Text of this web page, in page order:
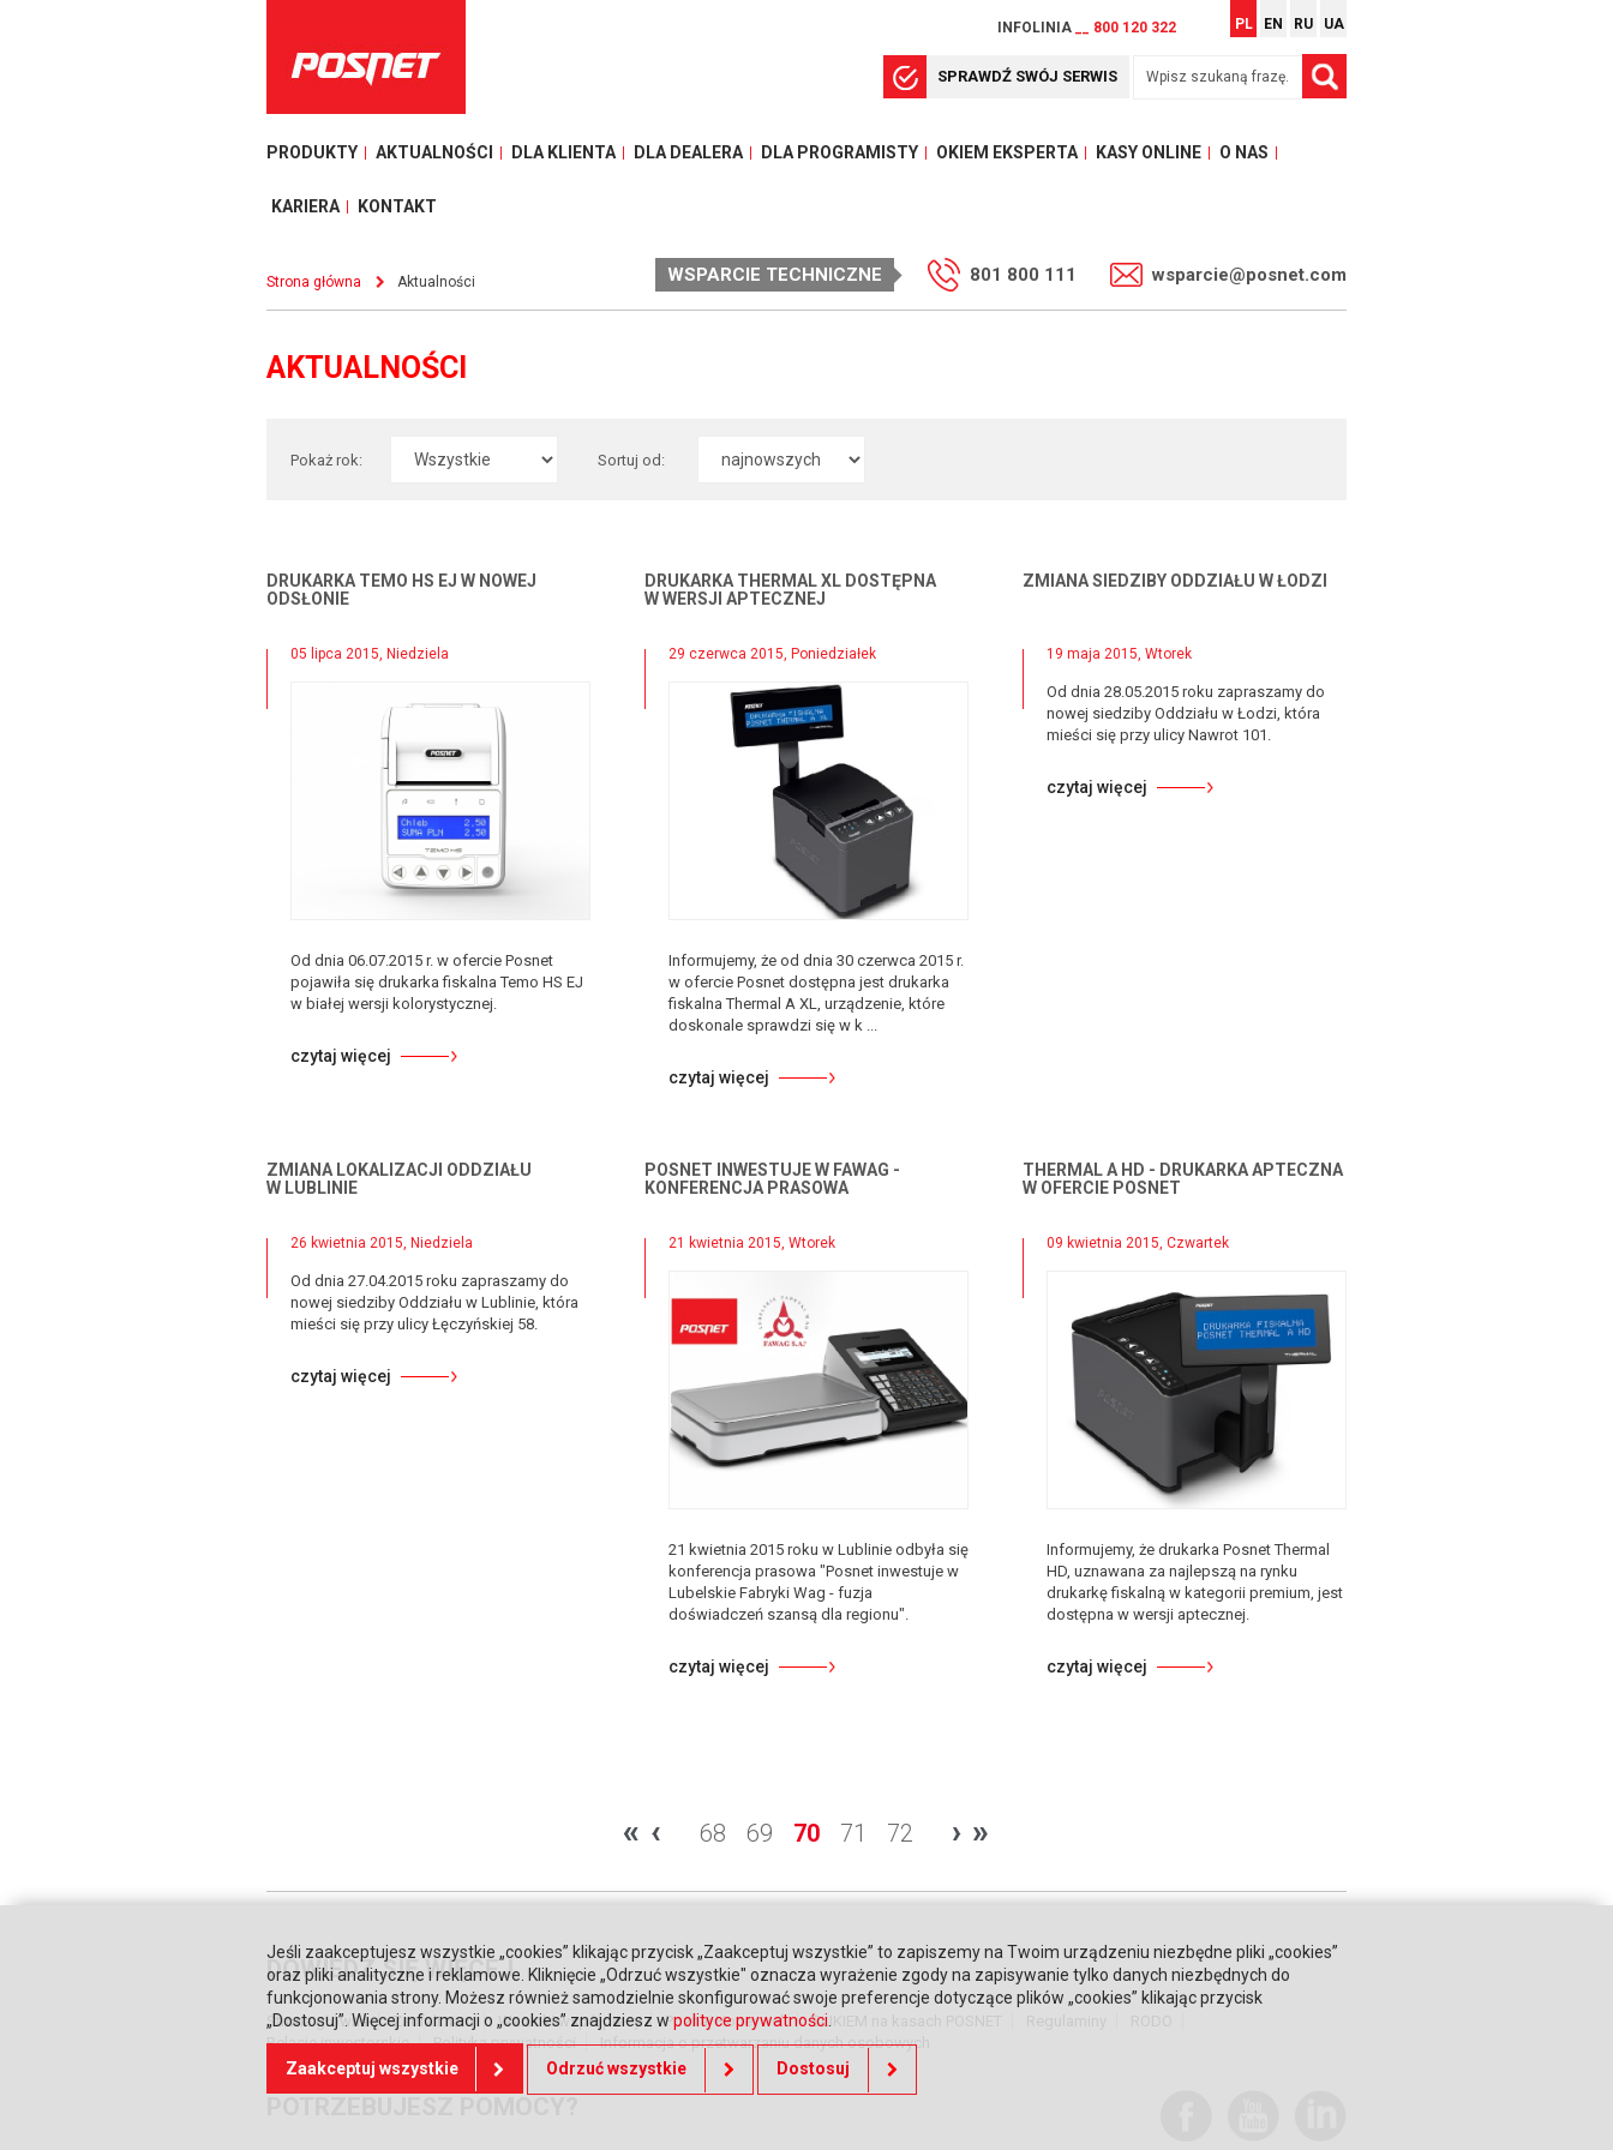
INFOLINIA __ 800 120 322 PL EN RU UA
SPRAWDŹ SWÓJ SERWIS
PRODUKTY AKTUALNOŚCI DLA KLIENTA DLA DEALERA DLA PROGRAMISTY OKIEM EKSPERTA KASY ONLINE O NAS
KARIERA KONTAKT
Strona główna Aktualności WSPARCIE TECHNICZNE 801 800 111 wsparcie@posnet.com
AKTUALNOŚCI
Pokaż rok: Sortuj od:
DRUKARKA TEMO HS EJ W NOWEJ
ODSŁONIE
05 lipca 2015, Niedziela
Od dnia 06.07.2015 r. w ofercie Posnet
pojawiła się drukarka fiskalna Temo HS EJ
w białej wersji kolorystycznej.
czytaj więcej
DRUKARKA THERMAL XL DOSTĘPNA
W WERSJI APTECZNEJ
29 czerwca 2015, Poniedziałek
Informujemy, że od dnia 30 czerwca 2015 r.
w ofercie Posnet dostępna jest drukarka
fiskalna Thermal A XL, urządzenie, które
doskonale sprawdzi się w k ...
czytaj więcej
ZMIANA SIEDZIBY ODDZIAŁU W ŁODZI
19 maja 2015, Wtorek
Od dnia 28.05.2015 roku zapraszamy do
nowej siedziby Oddziału w Łodzi, która
mieści się przy ulicy Nawrot 101.
czytaj więcej
ZMIANA LOKALIZACJI ODDZIAŁU
W LUBLINIE
26 kwietnia 2015, Niedziela
Od dnia 27.04.2015 roku zapraszamy do
nowej siedziby Oddziału w Lublinie, która
mieści się przy ulicy Łęczyńskiej 58.
czytaj więcej
POSNET INWESTUJE W FAWAG -
KONFERENCJA PRASOWA
21 kwietnia 2015, Wtorek
21 kwietnia 2015 roku w Lublinie odbyła się
konferencja prasowa "Posnet inwestuje w
Lubelskie Fabryki Wag - fuzja
doświadczeń szansą dla regionu".
czytaj więcej
THERMAL A HD - DRUKARKA APTECZNA
W OFERCIE POSNET
09 kwietnia 2015, Czwartek
Informujemy, że drukarka Posnet Thermal
HD, uznawana za najlepszą na rynku
drukarkę fiskalną w kategorii premium, jest
dostępna w wersji aptecznej.
czytaj więcej
« ‹ 68 69 70 71 72 › »
DOWIEDZ SIĘ WIĘCEJ
Strona główna Zaufali nam Warunki współpracy Poznaj Honeywell BLIKIEM na kasach POSNET
Relacje inwestorskie
Polityka prywatności Informacja o przetwarzaniu danych osobowych
Jeśli zaakceptujesz wszystkie „cookies” klikając przycisk „Zaakceptuj wszystkie” to zapiszemy na Twoim urządzeniu niezbędne pliki „cookies”
oraz pliki analityczne i reklamowe. Kliknięcie „Odrzuć wszystkie" oznacza wyrażenie zgody na zapisywanie tylko danych niezbędnych do
funkcjonowania strony. Możesz również samodzielnie skonfigurować swoje preferencje dotyczące plików „cookies” klikając przycisk
„Dostosuj”. Więcej informacji o „cookies” znajdziesz w polityce prywatności.
Zaakceptuj wszystkie Odrzuć wszystkie Dostosuj